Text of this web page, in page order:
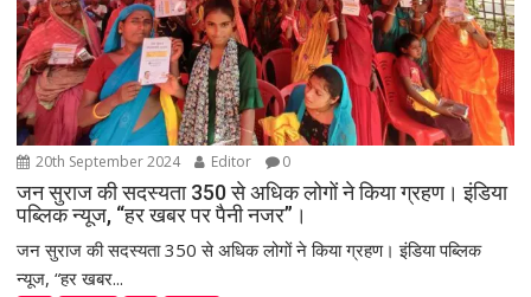
20th September 2024 Editor 0
जन सुराज की सदस्यता 350 से अधिक लोगों ने किया ग्रहण। इंडिया
पब्लिक न्यूज, “हर खबर पर पैनी नजर”।
जन सुराज की सदस्यता 350 से अधिक लोगों ने किया ग्रहण। इंडिया पब्लिक
न्यूज, “हर खबर...